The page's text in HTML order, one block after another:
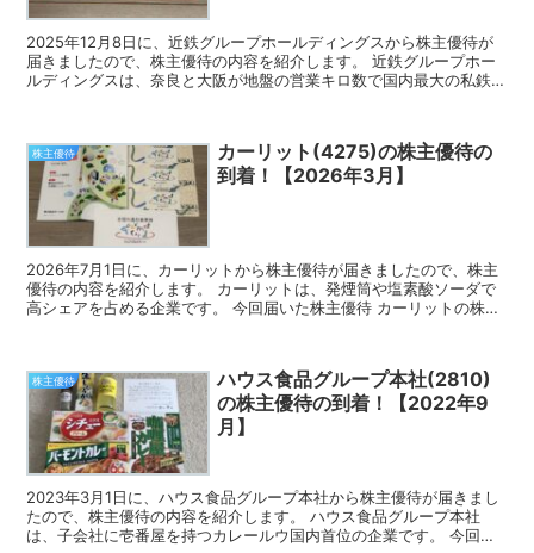
2025年12月8日に、近鉄グループホールディングスから株主優待が
届きましたので、株主優待の内容を紹介します。 近鉄グループホー
ルディングスは、奈良と大阪が地盤の営業キロ数で国内最大の私鉄で
株主優待
カーリット(4275)の株主優待の
到着！【2026年3月】
2026年7月1日に、カーリットから株主優待が届きましたので、株主
優待の内容を紹介します。 カーリットは、発煙筒や塩素酸ソーダで
高シェアを占める企業です。 今回届いた株主優待 カーリットの株主
株主優待
ハウス食品グループ本社(2810)
の株主優待の到着！【2022年9
月】
2023年3月1日に、ハウス食品グループ本社から株主優待が届きまし
たので、株主優待の内容を紹介します。 ハウス食品グループ本社
は、子会社に壱番屋を持つカレールウ国内首位の企業です。 今回届